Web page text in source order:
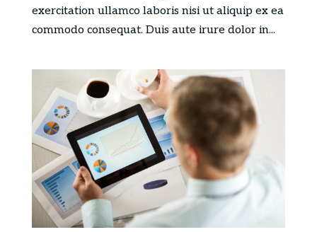
exercitation ullamco laboris nisi ut aliquip ex ea
commodo consequat. Duis aute irure dolor in...